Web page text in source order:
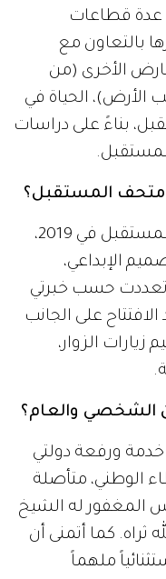
عدة قطاعات
بالتعاون مع
الأخرى (من
الأرض)، الحياة في
بناءً على دراسات
متحف المستقبل؟
- بدأت مسيرتي العملية بمتحف المستقبل في 2019،
الإبداعي،
حسب خبرتي
على الجانب
الزوار،
الشخصي والعام؟
ورفعة دولتي
الوطني، متأصلة
المغفور له الشيخ
ثراه. كما أتمنى أن
ملهماً